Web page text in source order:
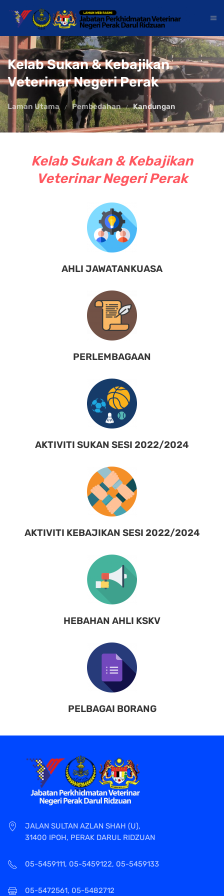
Kelab Sukan & Kebajikan
Veterinar Negeri Perak
Laman Utama Pembedahan Kandungan
Kelab Sukan & Kebajikan
Veterinar Negeri Perak
AHLI JAWATANKUASA
PERLEMBAGAAN
AKTIVITI SUKAN SESI 2022/2024
AKTIVITI KEBAJIKAN SESI 2022/2024
HEBAHAN AHLI KSKV
PELBAGAI BORANG
JALAN SULTAN AZLAN SHAH (U),
31400 IPOH, PERAK DARUL RIDZUAN
05-5459111, 05-5459122, 05-5459133
05-5472561, 05-5482712